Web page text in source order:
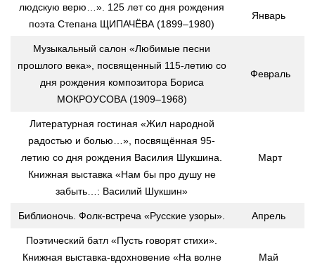
людскую верю…». 125 лет со дня рождения
поэта Степана ЩИПАЧЁВА (1899–1980)
Январь
Музыкальный салон «Любимые песни
прошлого века», посвященный 115-летию со
дня рождения композитора Бориса
МОКРОУСОВА (1909–1968)
Февраль
Литературная гостиная «Жил народной
радостью и болью…», посвящённая 95-
летию со дня рождения Василия Шукшина.
Книжная выставка «Нам бы про душу не
забыть…: Василий Шукшин»
Март
Библионочь. Фолк-встреча «Русские узоры». Апрель
Поэтический батл «Пусть говорят стихи».
Книжная выставка-вдохновение «На волне
Май